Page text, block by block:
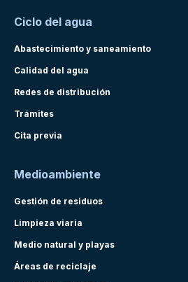
Ciclo del agua
Abastecimiento y saneamiento
Calidad del agua
Redes de distribución
Trámites
Cita previa
Medioambiente
Gestión de residuos
Limpieza viaria
Medio natural y playas
Áreas de reciclaje